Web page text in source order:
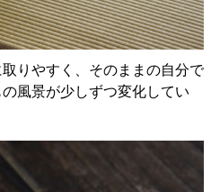
りやすく、そのままの自分で
風景が少しずつ変化してい